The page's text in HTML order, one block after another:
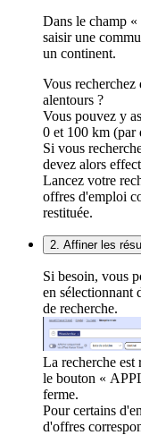
Dans le champ
saisir une
un continent.
Vous recherchez
alentours ?
Vous pouvez y
0 et 100 km (par
Si vous
devez alors
Lancez votre
offres d'emploi
restituée.
2. Affiner les
Si besoin, vous
en sélectionnant
de recherche.
La recherche est
le bouton «
ferme.
Pour certains
d'offres